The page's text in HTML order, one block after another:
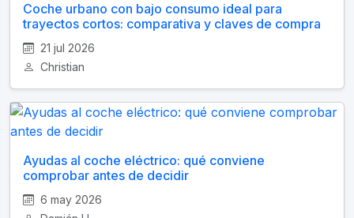
Coche urbano con bajo consumo ideal para
trayectos cortos: comparativa y claves de compra
21 jul 2026
Christian
Ayudas al coche eléctrico: qué conviene
comprobar antes de decidir
6 may 2026